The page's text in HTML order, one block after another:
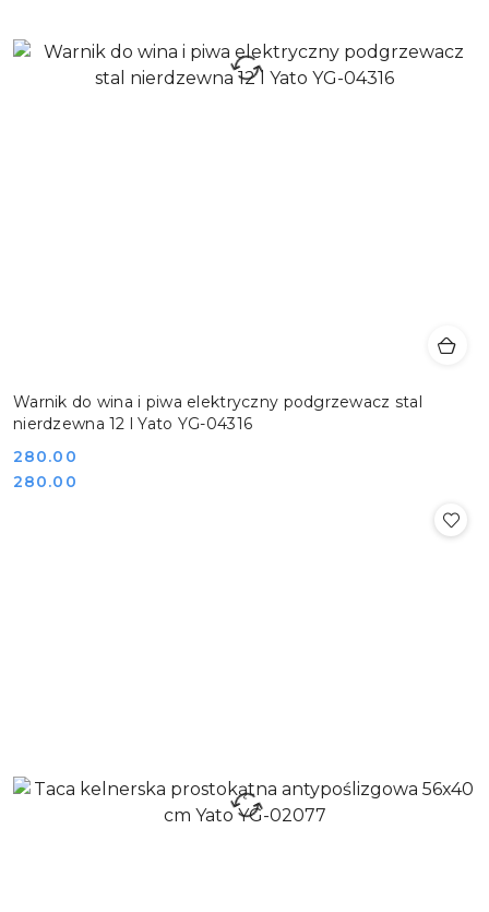
Warnik do wina i piwa elektryczny podgrzewacz stal
nierdzewna 12 l Yato YG-04316
Cena:
280.00
Cena:
280.00